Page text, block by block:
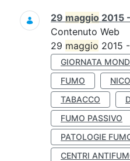
Ricerca
29 maggio 2015
Contenuto Web
29 maggio 2015
GIORNATA
FUMO
TABACCO
FUMO PASSIVO
PATOLOGIE
CENTRI